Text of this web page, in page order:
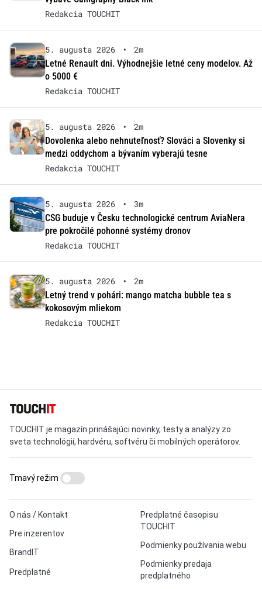
Redakcia TOUCHIT
5. augusta 2026 •
2m
Letné Renault dni. Výhodnejšie letné ceny modelov. Až
o 5000 €
Redakcia TOUCHIT
5. augusta 2026 •
2m
Dovolenka alebo nehnuteľnosť? Slováci a Slovenky si
medzi oddychom a bývaním vyberajú tesne
Redakcia TOUCHIT
5. augusta 2026 •
3m
CSG buduje v Česku technologické centrum AviaNera
pre pokročilé pohonné systémy dronov
Redakcia TOUCHIT
5. augusta 2026 •
2m
Letný trend v pohári: mango matcha bubble tea s
kokosovým mliekom
Redakcia TOUCHIT
TOUCHIT je magazín prinášajúci novinky, testy a analýzy zo
sveta technológií, hardvéru, softvéru či mobilných operátorov.
O nás / Kontakt
Pre inzerentov
BrandIT
Predplatné
Predplatné časopisu
TOUCHIT
Podmienky používania webu
Podmienky predaja
predplatného
Tmavý režim